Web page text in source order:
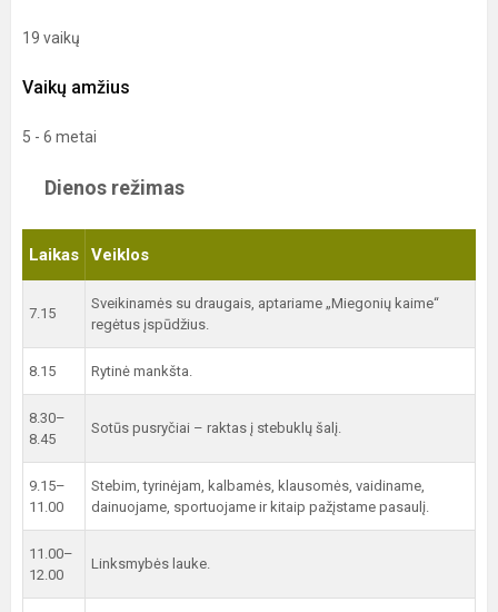
19 vaikų
Vaikų amžius
5 - 6 metai
Dienos režimas
Laikas Veiklos
7.15
Sveikinamės su draugais, aptariame „Miegonių kaime“
regėtus įspūdžius.
8.15 Rytinė mankšta.
8.30–
8.45
Sotūs pusryčiai – raktas į stebuklų šalį.
9.15–
11.00
Stebim, tyrinėjam, kalbamės, klausomės, vaidiname,
dainuojame, sportuojame ir kitaip pažįstame pasaulį.
11.00–
12.00
Linksmybės lauke.